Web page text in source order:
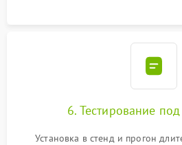
6. Тестирование
Установка в стенд и прогон